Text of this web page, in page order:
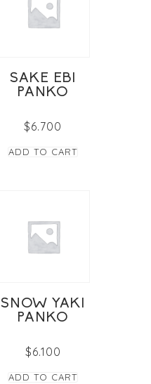
SAKE EBI
PANKO
$6.700
ADD TO CART
SNOW YAKI
PANKO
$6.100
ADD TO CART